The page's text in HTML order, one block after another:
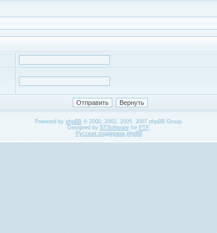
Powered by phpBB© 2000, 2002, 2005, 2007 phpBB Group.
Designed by STSoftwarefor PTF.
Русская поддержка phpBB